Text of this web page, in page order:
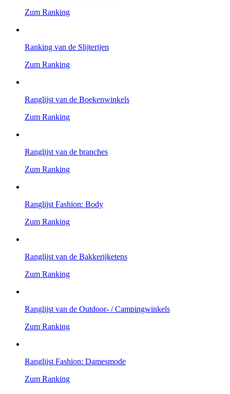
Zum Ranking
Ranking van de Slijterijen
Zum Ranking
Ranglijst van de Boekenwinkels
Zum Ranking
Ranglijst van de branches
Zum Ranking
Ranglijst Fashion: Body
Zum Ranking
Ranglijst van de Bakkerijketens
Zum Ranking
Ranglijst van de Outdoor- / Campingwinkels
Zum Ranking
Ranglijst Fashion: Damesmode
Zum Ranking